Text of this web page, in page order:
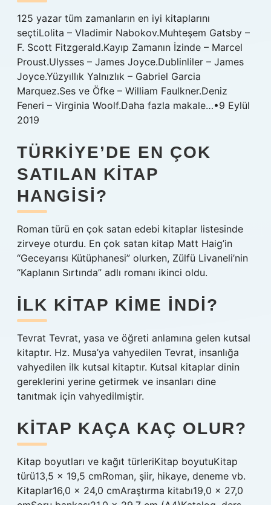
125 yazar tüm zamanların en iyi kitaplarını
seçtiLolita – Vladimir Nabokov.Muhteşem Gatsby –
F. Scott Fitzgerald.Kayıp Zamanın İzinde – Marcel
Proust.Ulysses – James Joyce.Dublinliler – James
Joyce.Yüzyıllık Yalnızlık – Gabriel Garcia
Marquez.Ses ve Öfke – William Faulkner.Deniz
Feneri – Virginia Woolf.Daha fazla makale…•9 Eylül
2019
TÜRKIYE’DE EN ÇOK
SATILAN KITAP
HANGISI?
Roman türü en çok satan edebi kitaplar listesinde
zirveye oturdu. En çok satan kitap Matt Haig’in
“Geceyarısı Kütüphanesi” olurken, Zülfü Livaneli’nin
“Kaplanın Sırtında” adlı romanı ikinci oldu.
İLK KITAP KIME INDI?
Tevrat Tevrat, yasa ve öğreti anlamına gelen kutsal
kitaptır. Hz. Musa’ya vahyedilen Tevrat, insanlığa
vahyedilen ilk kutsal kitaptır. Kutsal kitaplar dinin
gereklerini yerine getirmek ve insanları dine
tanıtmak için vahyedilmiştir.
KITAP KAÇA KAÇ OLUR?
Kitap boyutları ve kağıt türleriKitap boyutuKitap
türü13,5 x 19,5 cmRoman, şiir, hikaye, deneme vb.
Kitaplar16,0 x 24,0 cmAraştırma kitabı19,0 x 27,0